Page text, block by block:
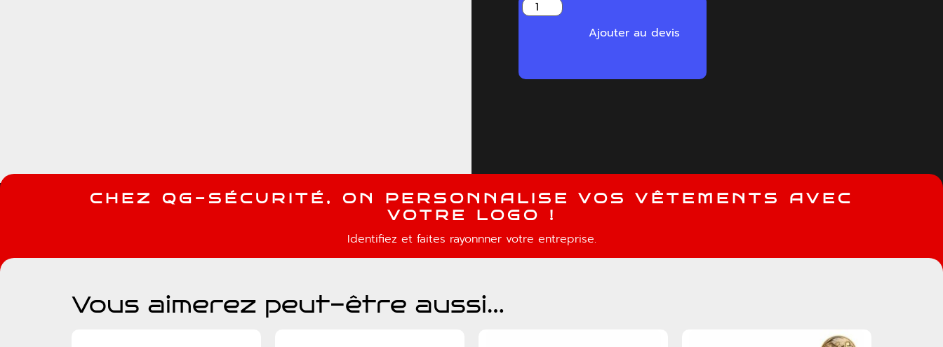
Ajouter au devis
C H E Z QG - S É C U R I T É , O N P E R S O N N A L I S E VO S V Ê T E M E N T S A V E C
VOT R E LOG O
!
Identifiez et faites rayonnner votre entreprise.
Vous aimerez peut-être aussi…